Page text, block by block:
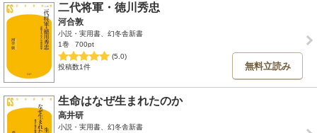
二代将軍・徳川秀忠
河合敦
小説・実用書、幻冬舎新書
1巻
700pt
(5.0)
投稿数1件
無料立読み
生命はなぜ生まれたのか
高井研
小説・実用書、幻冬舎新書